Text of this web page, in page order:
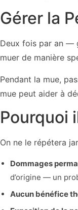
Gérer la
Deux fois par an —
muer de manière
Pendant la mue,
mue peut aider à
Pourquoi
On ne le répétera
Dommages
d’origine — un
Aucun bénéfice